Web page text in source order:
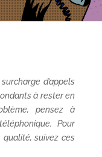
d’appels
à rester en
pensez à
Pour
suivez ces